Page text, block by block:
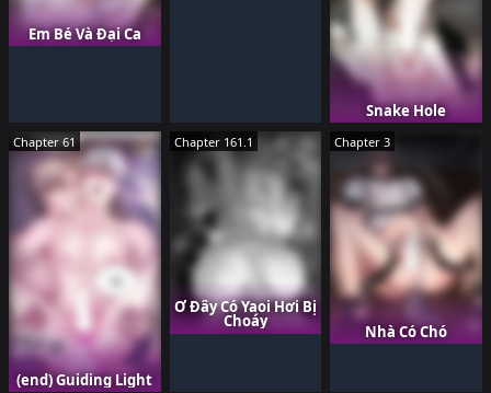
Em Bé Và Đại Ca
Snake Hole
Chapter 61
(end) Guiding Light
Chapter 161.1
Ở Đây Có Yaoi Hơi Bị
Choáy
Chapter 3
Nhà Có Chó